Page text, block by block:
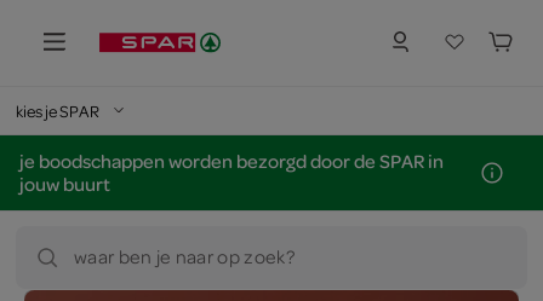
kies je SPAR
je boodschappen worden bezorgd door de SPAR in
jouw buurt
waar ben je naar op zoek?